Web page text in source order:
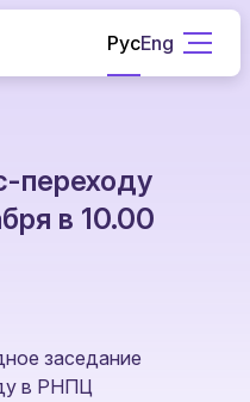
РусEng
переходу
в 10.00
заседание
в РНПЦ